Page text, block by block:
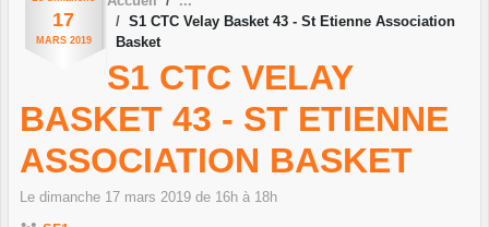
17
MARS 2019
S1 CTC Velay Basket 43 - St Etienne Association
Basket
S1 CTC VELAY
BASKET 43 - ST ETIENNE
ASSOCIATION BASKET
Le dimanche 17 mars 2019 de 16h à 18h